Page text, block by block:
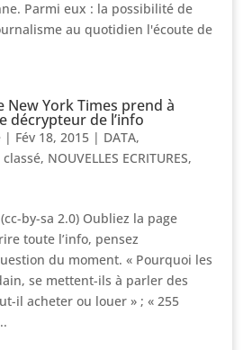
Parmi eux : la possibilité de
au quotidien l'écoute de
New York Times prend à
décrypteur de l’info
| Fév 18, 2015| DATA,
, NOUVELLES ECRITURES,
by-sa 2.0) Oubliez la page
toute l’info, pensez
du moment. « Pourquoi les
se mettent-ils à parler des
il acheter ou louer » ; « 255